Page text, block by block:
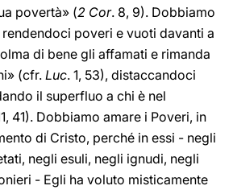
povertà» (2 Cor. 8, 9). Dobbiamo
poveri e vuoti davanti a
di bene gli affamati e rimanda
(cfr. Luc. 1, 53), distaccandoci
il superfluo a chi è nel
41). Dobbiamo amare i Poveri, in
di Cristo, perché in essi - negli
negli esuli, negli ignudi, negli
- Egli ha voluto misticamente